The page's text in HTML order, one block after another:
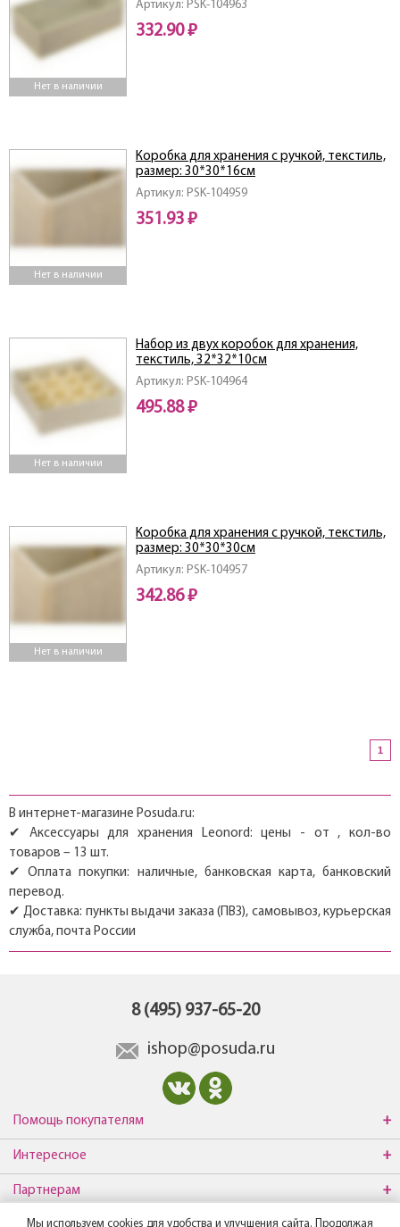
Нет в наличии
Артикул: PSK-104963
332.90 ₽
Нет в наличии
Артикул: PSK-104959
Коробка для хранения с ручкой, текстиль,
размер: 30*30*16см
351.93 ₽
Нет в наличии
Артикул: PSK-104964
Набор из двух коробок для хранения,
текстиль, 32*32*10см
495.88 ₽
Нет в наличии
Артикул: PSK-104957
Коробка для хранения с ручкой, текстиль,
размер: 30*30*30см
342.86 ₽
1
В интернет-магазине Posuda.ru:
✔ Аксессуары для хранения Leonord: цены - от , кол-во
товаров – 13 шт.
✔ Оплата покупки: наличные, банковская карта, банковский
перевод.
✔ Доставка: пункты выдачи заказа (ПВЗ), самовывоз, курьерская
служба, почта России
8 (495) 937-65-20
ishop@posuda.ru
Помощь покупателям
Интересное
Партнерам
Мы используем cookies для удобства и улучшения сайта. Продолжая